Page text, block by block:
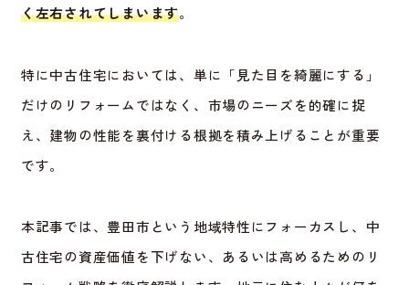
く左右されてしまいます。
特に中古住宅においては、単に「見た目を綺麗にする」
だけのリフォームではなく、市場のニーズを的確に捉
え、建物の性能を裏付ける根拠を積み上げることが重要
です。
本記事では、豊田市という地域特性にフォーカスし、中
古住宅の資産価値を下げない、あるいは高めるためのリ